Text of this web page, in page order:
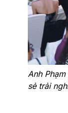
Anh
sẻ trải